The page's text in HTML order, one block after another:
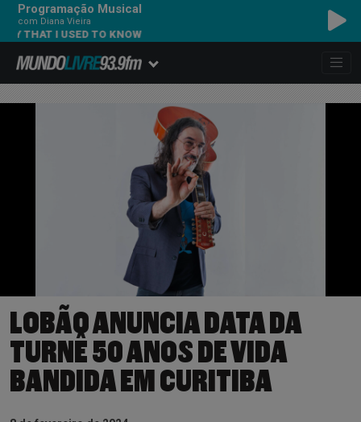
Programação Musical
com Diana Vieira
I USED TO KNOW
LOBÃO ANUNCIA DATA DA
TURNÊ 50 ANOS DE VIDA
BANDIDA EM CURITIBA